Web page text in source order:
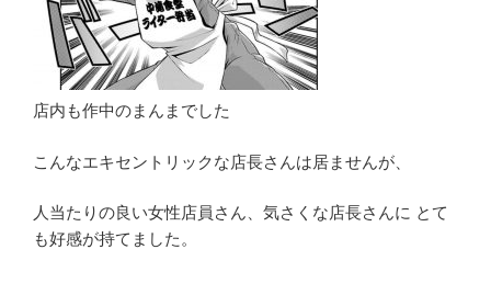
店内も作中のまんまでした
こんなエキセントリックな店長さんは居ませんが、
人当たりの良い女性店員さん、気さくな店長さんに とて
も好感が持てました。